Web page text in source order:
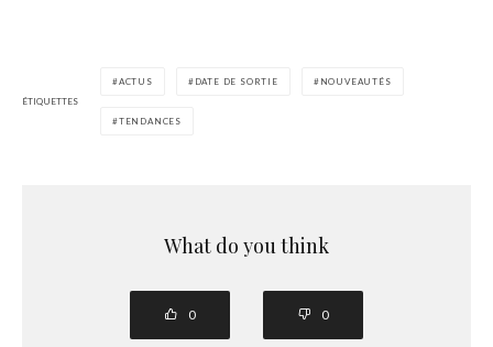
ÉTIQUETTES
ACTUS DATE DE SORTIE NOUVEAUTÉS
TENDANCES
What do you think
0 0